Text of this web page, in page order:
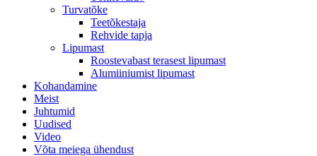
Turvatõke
Teetõkestaja
Rehvide tapja
Lipumast
Roostevabast terasest lipumast
Alumiiniumist lipumast
Kohandamine
Meist
Juhtumid
Uudised
Video
Võta meiega ühendust